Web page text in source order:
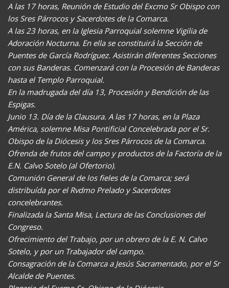
A las 17 horas, Reunión de Estudio del Excmo Sr Obispo con
los Sres Párrocos y Sacerdotes de la Comarca.
A las 23 horas, en la Iglesia Parroquial solemne Vigilia de
Adoración Nocturna. En ella se constituirá la Sección de
Puentes de García Rodríguez. Asistirán diferentes Secciones
con sus Banderas. Comenzará con la Procesión de Banderas
hasta el Templo Parroquial.
En la madrugada del día 13, Procesión y Bendición de las
Espigas.
Junio 13. Día de la Clausura. A las 17 horas, en la Plaza
América, solemne Misa Pontificial Concelebrada por el Sr.
Obispo de la Diócesis y los Sres Párrocos de la Comarca.
Ofrenda de frutos del campo y productos de la Factoría de la
E.N. Calvo Sotelo (al Ofertorio).
Comunión General de los fieles de la Comarca; será
distribuída por el Rvdmo Prelado y Sacerdotes
concelebrantes.
Finalizada la Santa Misa, Lectura de las Conclusiones del
Congreso.
Ofrecimiento del Trabajo, por un obrero de la E. N. Calvo
Sotelo, y por un Trabajador del campo.
Consagración de la Comarca a Jesús Sacramentado, por el Sr
Alcalde de Puentes.